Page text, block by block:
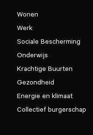
Wonen
Werk
Sociale Bescherming
Onderwijs
Krachtige Buurten
Gezondheid
Energie en klimaat
Collectief burgerschap